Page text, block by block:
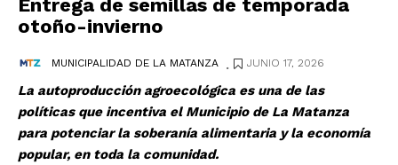
Entrega de semillas de temporada
otoño-invierno
MUNICIPALIDAD DE LA MATANZA . JUNIO 17, 2026
La autoproducción agroecológica es una de las
políticas que incentiva el Municipio de La Matanza
para potenciar la soberanía alimentaria y la economía
popular, en toda la comunidad.